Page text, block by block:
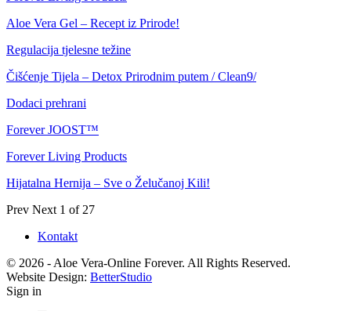
Aloe Vera Gel – Recept iz Prirode!
Regulacija tjelesne težine
Čišćenje Tijela – Detox Prirodnim putem / Clean9/
Dodaci prehrani
Forever JOOST™
Forever Living Products
Hijatalna Hernija – Sve o Želučanoj Kili!
Prev Next 1 of 27
Kontakt
© 2026 - Aloe Vera-Online Forever. All Rights Reserved.
Website Design: BetterStudio
Sign in